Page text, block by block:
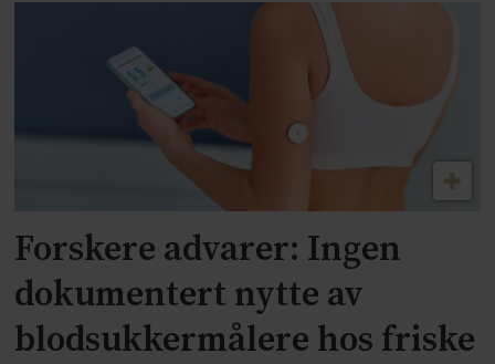
Forskere advarer: Ingen
dokumentert nytte av
blodsukkermålere hos friske